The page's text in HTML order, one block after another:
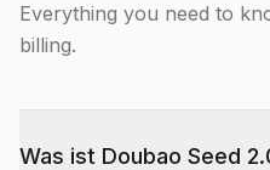
Everything you need to
billing.
Was ist Doubao Seed